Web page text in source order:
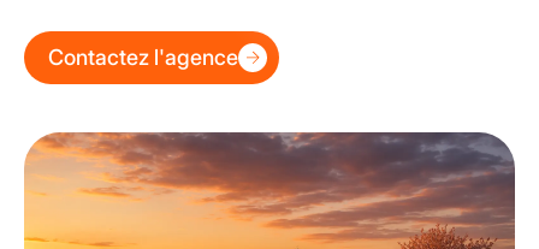
Contactez l'agence